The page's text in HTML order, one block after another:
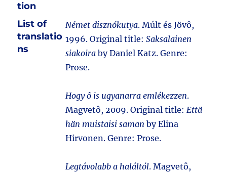
tion
List of
translatio
ns
Német disznókutya. Múlt és Jövô,
1996. Original title:Saksalainen
siakoira by Daniel Katz. Genre:
Prose.
Hogy ô is ugyanarra emlékezzen.
Magvetô, 2009. Original title:Että
hän muistaisi saman by Elina
Hirvonen. Genre: Prose.
Legtávolabb a haláltól. Magvetô,